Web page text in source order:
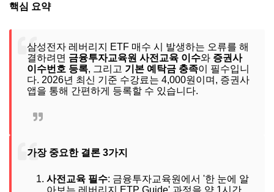
핵심 요약
삼성전자 레버리지 ETF 매수 시 발생하는 오류를 해
결하려면 금융투자교육원 사전교육 이수와 증권사
이수번호 등록, 그리고 기본 예탁금 충족이 필수입니
다. 2026년 최신 기준 수강료는 4,000원이며, 증권사
앱을 통해 간편하게 등록할 수 있습니다.
가장 중요한 결론 3가지
사전교육 필수: 금융투자교육원에서 '한 눈에 알
아보는 레버리지 ETP Guide' 과정을 약 1시간